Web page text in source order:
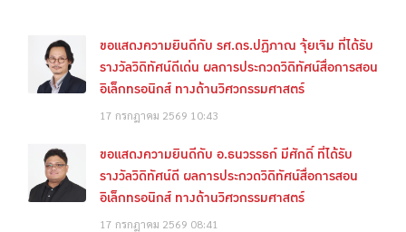
ขอแสดงความยินดีกับ รศ.ดร.ปฏิภาณ จุ้ยเจิม ที่ได้รับ
รางวัลวิดิทัศน์ดีเด่น ผลการประกวดวิดิทัศน์สื่อการสอน
อิเล็กทรอนิกส์ ทางด้านวิศวกรรมศาสตร์
17 กรกฎาคม 2569 10:43
ขอแสดงความยินดีกับ อ.ธนวรรธก์ มีศักดิ์ ที่ได้รับ
รางวัลวิดิทัศน์ดี ผลการประกวดวิดิทัศน์สื่อการสอน
อิเล็กทรอนิกส์ ทางด้านวิศวกรรมศาสตร์
17 กรกฎาคม 2569 08:41